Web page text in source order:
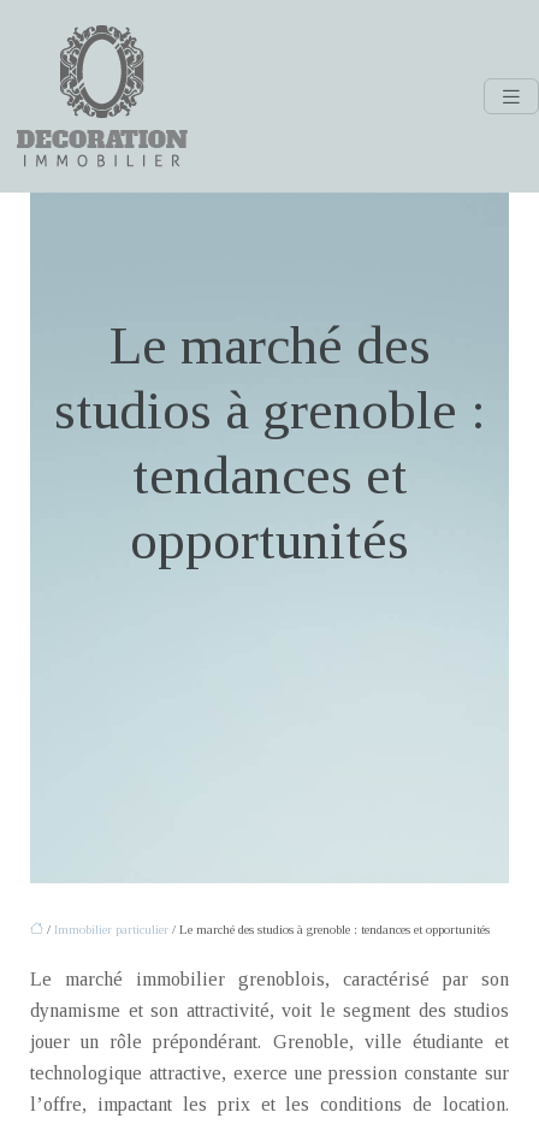
Le marché des
studios à grenoble :
tendances et
opportunités
/ Immobilier particulier / Le marché des studios à grenoble : tendances et opportunités
Le marché immobilier grenoblois, caractérisé par son
dynamisme et son attractivité, voit le segment des studios
jouer un rôle prépondérant. Grenoble, ville étudiante et
technologique attractive, exerce une pression constante sur
l’offre, impactant les prix et les conditions de location.